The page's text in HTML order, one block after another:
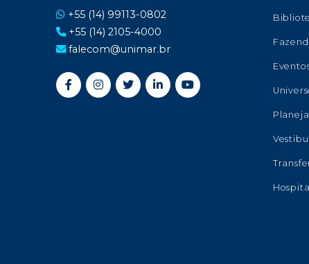
+55 (14) 99113-0802
+55 (14) 2105-4000
falecom@unimar.br